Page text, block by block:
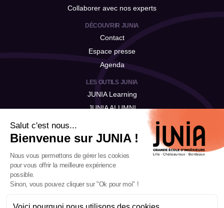
Salut c'est nous...
Bienvenue sur JUNIA !
Nous vous permettons de gérer les cookies
pour vous offrir la meilleure expérience
possible.
Sinon, vous pouvez cliquer sur "Ok pour moi" !
Collaborer avec nos experts
DÉCOUVRIR JUNIA
Contact
Espace presse
Agenda
LES OUTILS JUNIA
JUNIA Learning
JUNIA ALUMNI